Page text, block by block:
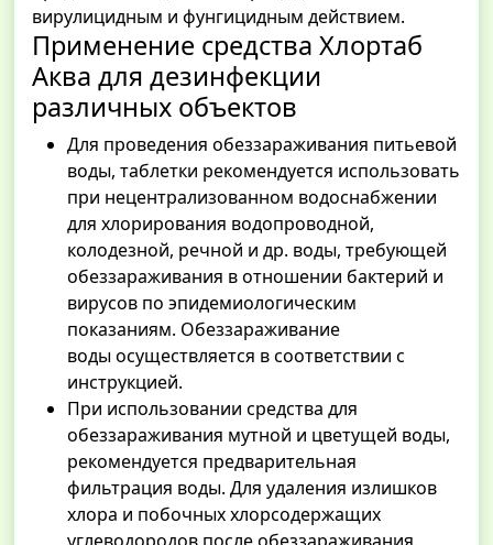
вирулицидным и фунгицидным действием.
Применение средства Хлортаб
Аква для дезинфекции
различных объектов
Для проведения обеззараживания питьевой
воды, таблетки рекомендуется использовать
при нецентрализованном водоснабжении
для хлорирования водопроводной,
колодезной, речной и др. воды, требующей
обеззараживания в отношении бактерий и
вирусов по эпидемиологическим
показаниям. Обеззараживание
воды осуществляется в соответствии с
инструкцией.
При использовании средства для
обеззараживания мутной и цветущей воды,
рекомендуется предварительная
фильтрация воды. Для удаления излишков
хлора и побочных хлорсодержащих